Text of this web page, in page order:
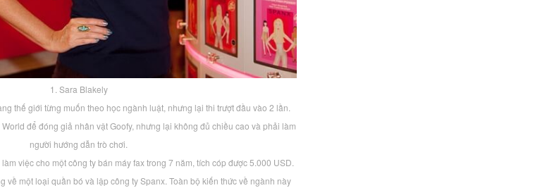
1. Sara Blakely
thế giới từng muốn theo học ngành luật, nhưng lại thi trượt đầu vào 2 lần.
để đóng giả nhân vật Goofy, nhưng lại không đủ chiều cao và phải làm
người hướng dẫn trò chơi.
việc cho một công ty bán máy fax trong 7 năm, tích cóp được 5.000 USD.
về một loại quần bó và lập công ty Spanx. Toàn bộ kiến thức về ngành này